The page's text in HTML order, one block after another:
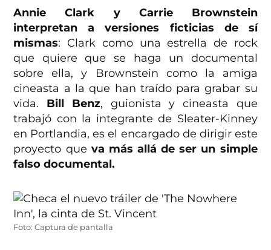
Annie Clark y Carrie Brownstein
interpretan a versiones ficticias de sí
mismas: Clark como una estrella de rock
que quiere que se haga un documental
sobre ella, y Brownstein como la amiga
cineasta a la que han traído para grabar su
vida. Bill Benz, guionista y cineasta que
trabajó con la integrante de Sleater-Kinney
en Portlandia, es el encargado de dirigir este
proyecto que va más allá de ser un simple
falso documental.
Foto: Captura de pantalla